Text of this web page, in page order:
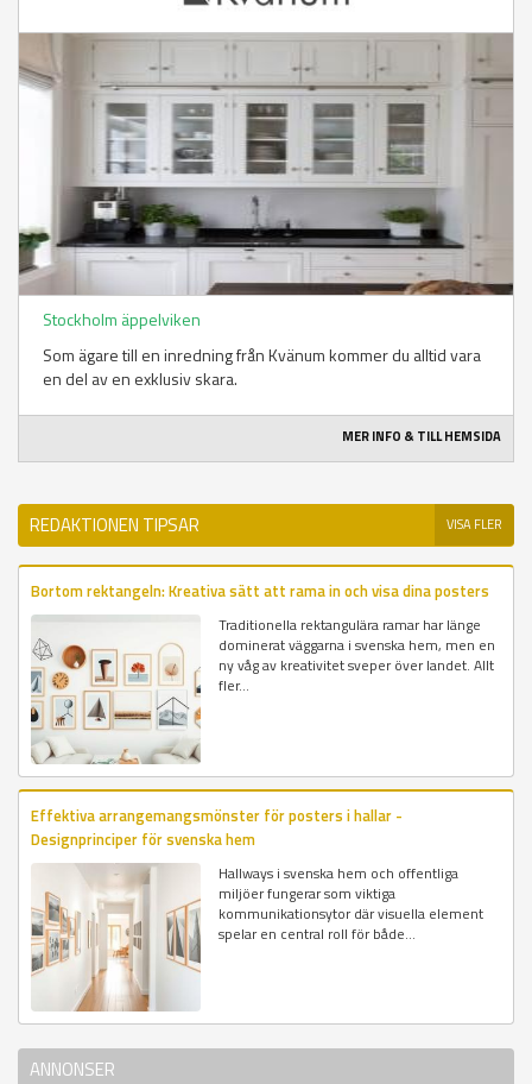
Stockholm äppelviken
Som ägare till en inredning från Kvänum kommer du alltid vara
en del av en exklusiv skara.
MER INFO & TILL HEMSIDA
REDAKTIONEN TIPSAR VISA FLER
Bortom rektangeln: Kreativa sätt att rama in och visa dina posters
Traditionella rektangulära ramar har länge
dominerat väggarna i svenska hem, men en
ny våg av kreativitet sveper över landet. Allt
fler...
Effektiva arrangemangsmönster för posters i hallar -
Designprinciper för svenska hem
Hallways i svenska hem och offentliga
miljöer fungerar som viktiga
kommunikationsytor där visuella element
spelar en central roll för både...
ANNONSER